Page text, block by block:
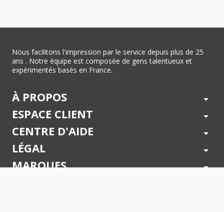
Nous facilitons l'impression par le service depuis plus de 25
ans . Notre équipe est composée de gens talentueux et
expérimentés basés en France.
À PROPOS arrow_drop_down
ESPACE CLIENT arrow_drop_down
CENTRE D'AIDE arrow_drop_down
LÉGAL arrow_drop_down
MARQUES arrow_drop_down